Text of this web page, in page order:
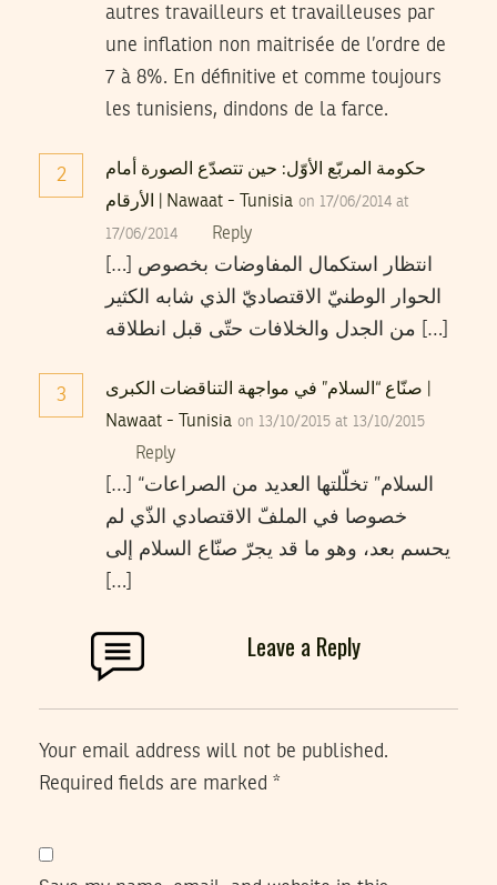
autres travailleurs et travailleuses par
une inflation non maitrisée de l’ordre de
7 à 8%. En définitive et comme toujours
les tunisiens, dindons de la farce.
2
حكومة المربّع الأوّل: حين تتصدّع الصورة أمام
الأرقام | Nawaat - Tunisia on 17/06/2014 at
17/06/2014 Reply
[…] انتظار استكمال المفاوضات بخصوص
الحوار الوطنيّ الاقتصاديّ الذي شابه الكثير
من الجدل والخلافات حتّى قبل انطلاقه […]
3
صنّاع “السلام” في مواجهة التناقضات الكبرى |
Nawaat - Tunisia on 13/10/2015 at 13/10/2015
Reply
[…] “السلام” تخلّلتها العديد من الصراعات
خصوصا في الملفّ الاقتصادي الذّي لم
يحسم بعد، وهو ما قد يجرّ صنّاع السلام إلى
[…]
Leave a Reply
Your email address will not be published.
Required fields are marked *